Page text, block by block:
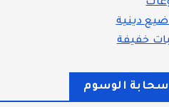
دينية
خفيفة
سحابة الوسوم